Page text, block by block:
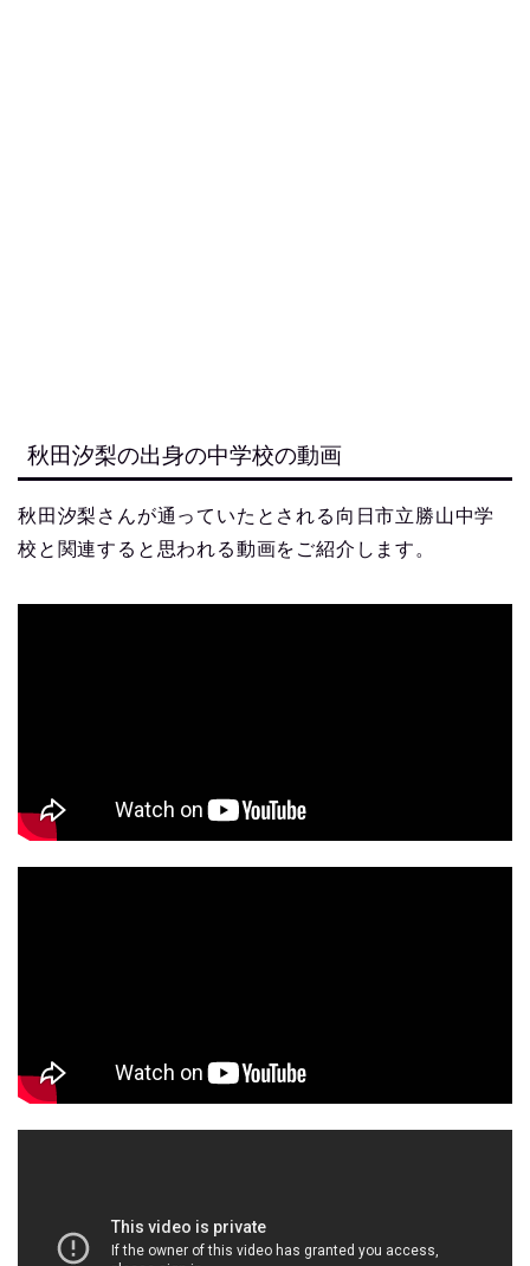
秋田汐梨の出身の中学校の動画
秋田汐梨さんが通っていたとされる向日市立勝山中学
校と関連すると思われる動画をご紹介します。